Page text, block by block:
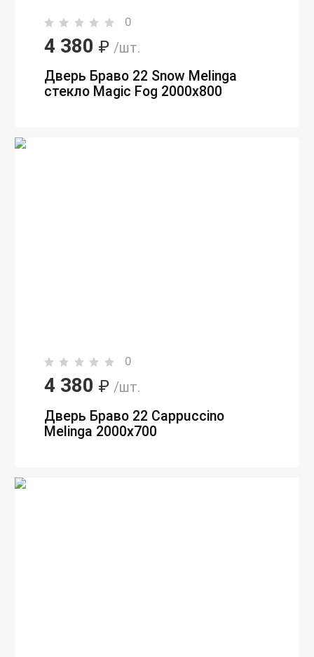
0
4 380 ₽ /шт.
Дверь Браво 22 Snow Melinga
стекло Magic Fog 2000х800
0
4 380 ₽ /шт.
Дверь Браво 22 Cappuccino
Melinga 2000х700